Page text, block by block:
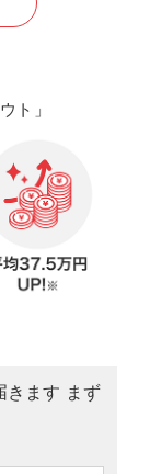
ト」